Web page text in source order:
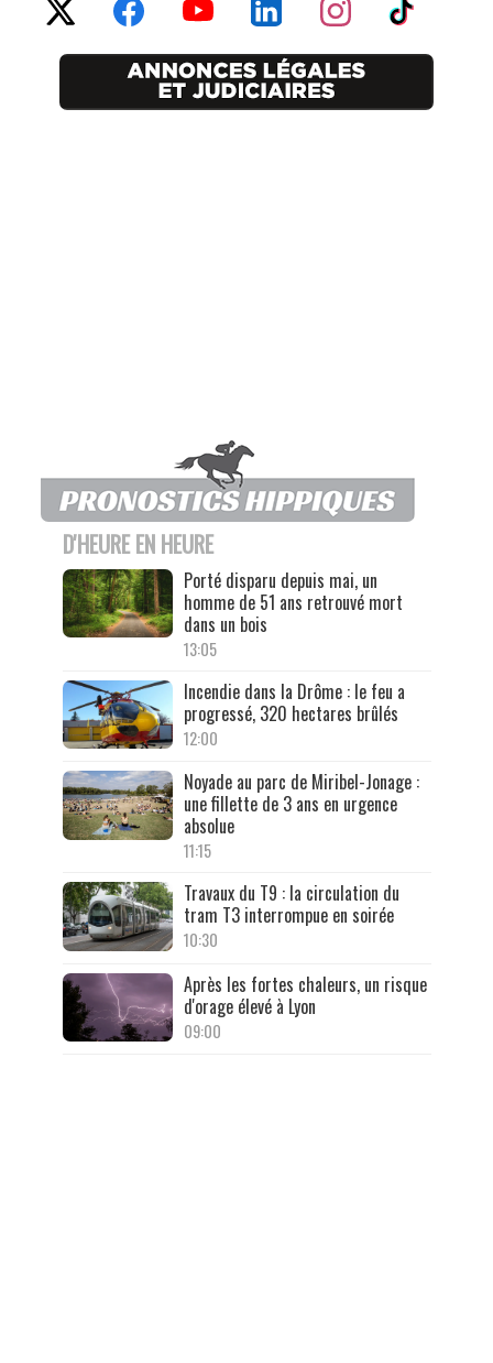
D'HEURE EN HEURE
Porté disparu depuis mai, un
homme de 51 ans retrouvé mort
dans un bois
13:05
Incendie dans la Drôme : le feu a
progressé, 320 hectares brûlés
12:00
Noyade au parc de Miribel-Jonage :
une fillette de 3 ans en urgence
absolue
11:15
Travaux du T9 : la circulation du
tram T3 interrompue en soirée
10:30
Après les fortes chaleurs, un risque
d'orage élevé à Lyon
09:00